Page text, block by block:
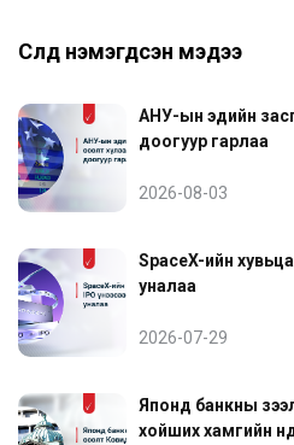
Сүүлд нэмэгдсэн мэдээ
АНУ-ын эдийн
доогуур гарлаа
2026-08-03
SpaceX-ийн
уналаа
2026-07-29
Японд банкны
хойших хамгийн